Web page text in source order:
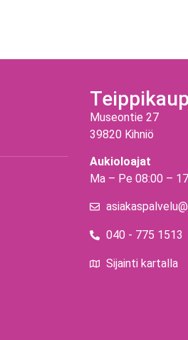
Museontie 27
39820 Kihniö
Aukioloajat
Ma – Pe 08:00 –
040 - 775 1513
Sijainti kartalla